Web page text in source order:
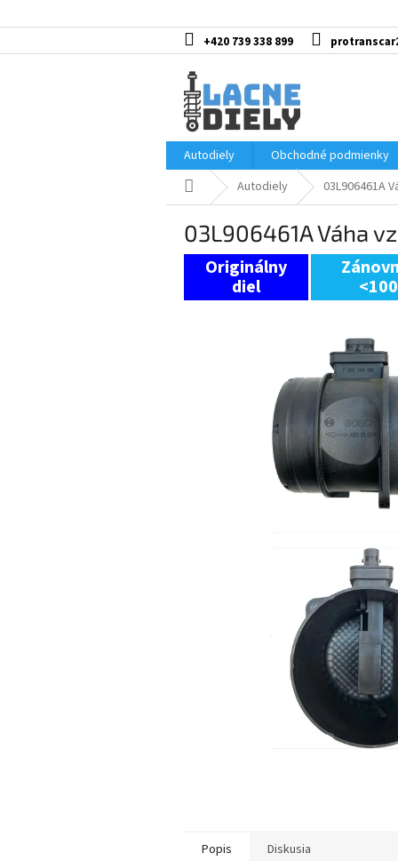
na
+420 739 338 899
Autodiely
Obchodné podmienky
DomovAutodiely 03L906461A
03L906461A Váha
Popis Diskusia